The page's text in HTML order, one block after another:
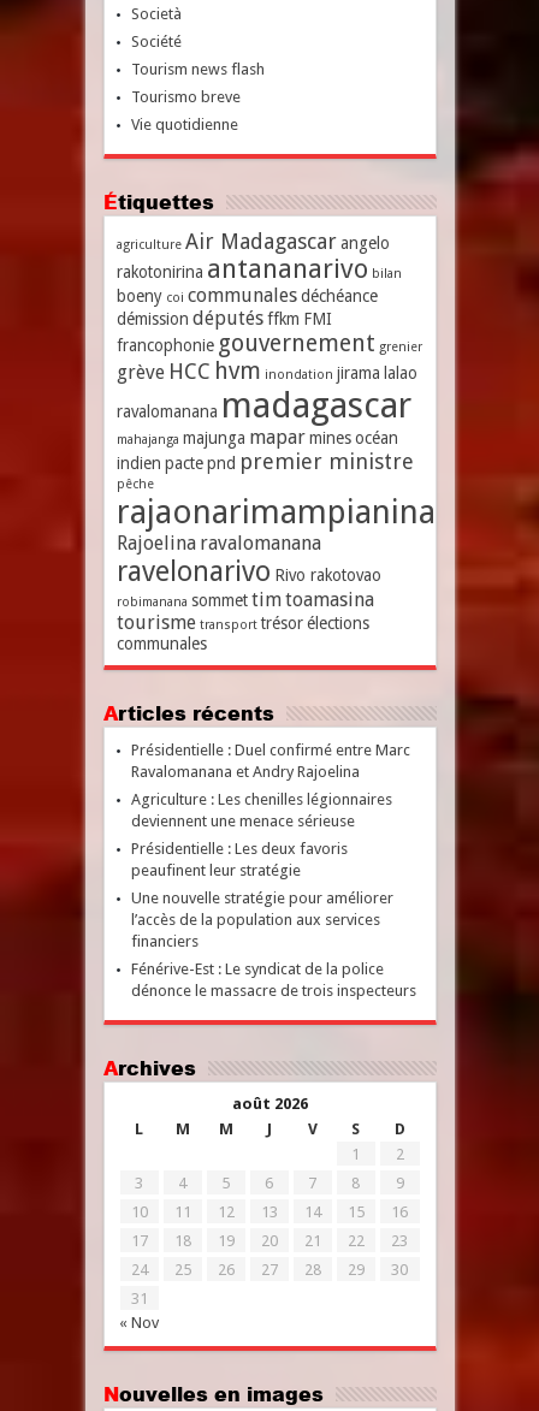
Società
Société
Tourism news flash
Tourismo breve
Vie quotidienne
Étiquettes
agriculture Air Madagascar angelo
rakotonirina antananarivo bilan
boeny coi communales déchéance
démission députés ffkm FMI
francophonie gouvernement grenier
grève HCC hvm inondation jirama lalao
ravalomanana madagascar
mahajanga majunga mapar mines océan
indien pacte pnd premier ministre
pêche
rajaonarimampianina
Rajoelina ravalomanana
ravelonarivo Rivo rakotovao
robimanana sommet timtoamasina
tourisme transport trésor élections
communales
Articles récents
Présidentielle : Duel confirmé entre Marc
Ravalomanana et Andry Rajoelina
Agriculture : Les chenilles légionnaires
deviennent une menace sérieuse
Présidentielle : Les deux favoris
peaufinent leur stratégie
Une nouvelle stratégie pour améliorer
l’accès de la population aux services
financiers
Fénérive-Est : Le syndicat de la police
dénonce le massacre de trois inspecteurs
Archives
août 2026
L
M M J V S D
« Nov
1
2
3
4 5 6 7 8
9
10
11 12 13 14 15
16
17
18 19 20 21 22
23
24
25 26 27 28 29
30
31
Nouvelles en images